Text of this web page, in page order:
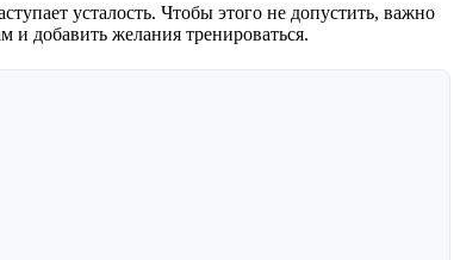
усталость. Чтобы этого не допустить, важно
и добавить желания тренироваться.